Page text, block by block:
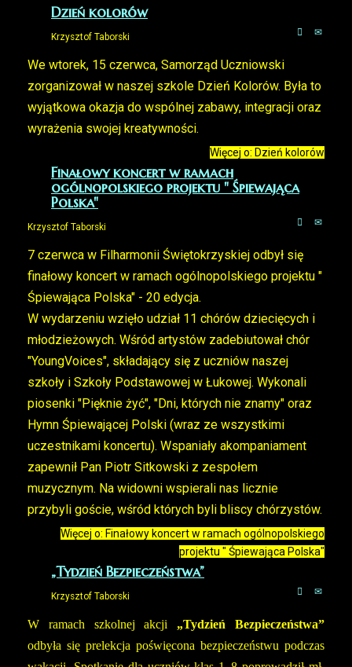
Dzień kolorów
Krzysztof Taborski
We wtorek, 15 czerwca, Samorząd Uczniowski
zorganizował w naszej szkole Dzień Kolorów. Była to
wyjątkowa okazja do wspólnej zabawy, integracji oraz
wyrażenia swojej kreatywności.
Więcej o: Dzień kolorów
Finałowy koncert w ramach
ogólnopolskiego projektu " Śpiewająca
Polska"
Krzysztof Taborski
7 czerwca w Filharmonii Świętokrzyskiej odbył się
finałowy koncert w ramach ogólnopolskiego projektu "
Śpiewająca Polska" - 20 edycja.
W wydarzeniu wzięło udział 11 chórów dziecięcych i
młodzieżowych. Wśród artystów zadebiutował chór
"YoungVoices", składający się z uczniów naszej
szkoły i Szkoły Podstawowej w Łukowej. Wykonali
piosenki "Pięknie żyć", "Dni, których nie znamy" oraz
Hymn Śpiewającej Polski (wraz ze wszystkimi
uczestnikami koncertu). Wspaniały akompaniament
zapewnił Pan Piotr Sitkowski z zespołem
muzycznym. Na widowni wspierali nas licznie
przybyli goście, wśród których byli bliscy chórzystów.
Więcej o: Finałowy koncert w ramach ogólnopolskiego
projektu " Śpiewająca Polska"
„Tydzień Bezpieczeństwa”
Krzysztof Taborski
W ramach szkolnej akcji „Tydzień Bezpieczeństwa”
odbyła się prelekcja poświęcona bezpieczeństwu podczas